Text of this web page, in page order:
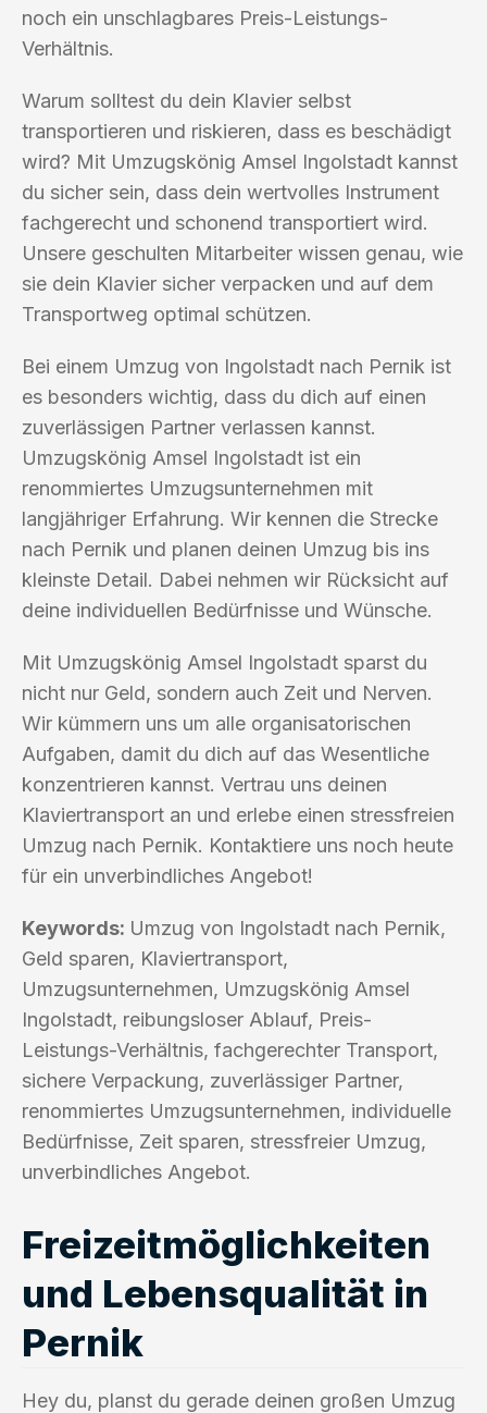
noch ein unschlagbares Preis-Leistungs-
Verhältnis.
Warum solltest du dein Klavier selbst
transportieren und riskieren, dass es beschädigt
wird? Mit Umzugskönig Amsel Ingolstadt kannst
du sicher sein, dass dein wertvolles Instrument
fachgerecht und schonend transportiert wird.
Unsere geschulten Mitarbeiter wissen genau, wie
sie dein Klavier sicher verpacken und auf dem
Transportweg optimal schützen.
Bei einem Umzug von Ingolstadt nach Pernik ist
es besonders wichtig, dass du dich auf einen
zuverlässigen Partner verlassen kannst.
Umzugskönig Amsel Ingolstadt ist ein
renommiertes Umzugsunternehmen mit
langjähriger Erfahrung. Wir kennen die Strecke
nach Pernik und planen deinen Umzug bis ins
kleinste Detail. Dabei nehmen wir Rücksicht auf
deine individuellen Bedürfnisse und Wünsche.
Mit Umzugskönig Amsel Ingolstadt sparst du
nicht nur Geld, sondern auch Zeit und Nerven.
Wir kümmern uns um alle organisatorischen
Aufgaben, damit du dich auf das Wesentliche
konzentrieren kannst. Vertrau uns deinen
Klaviertransport an und erlebe einen stressfreien
Umzug nach Pernik. Kontaktiere uns noch heute
für ein unverbindliches Angebot!
Keywords: Umzug von Ingolstadt nach Pernik,
Geld sparen, Klaviertransport,
Umzugsunternehmen, Umzugskönig Amsel
Ingolstadt, reibungsloser Ablauf, Preis-
Leistungs-Verhältnis, fachgerechter Transport,
sichere Verpackung, zuverlässiger Partner,
renommiertes Umzugsunternehmen, individuelle
Bedürfnisse, Zeit sparen, stressfreier Umzug,
unverbindliches Angebot.
Freizeitmöglichkeiten
und Lebensqualität in
Pernik
Hey du, planst du gerade deinen großen Umzug